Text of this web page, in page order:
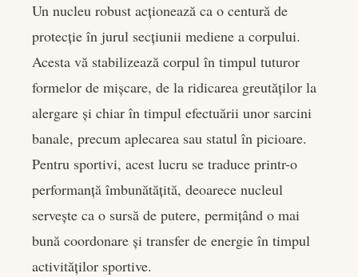
Un nucleu robust acționează ca o centură de
protecție în jurul secțiunii mediene a corpului.
Acesta vă stabilizează corpul în timpul tuturor
formelor de mișcare, de la ridicarea greutăților la
alergare și chiar în timpul efectuării unor sarcini
banale, precum aplecarea sau statul în picioare.
Pentru sportivi, acest lucru se traduce printr-o
performanță îmbunătățită, deoarece nucleul
servește ca o sursă de putere, permițând o mai
bună coordonare și transfer de energie în timpul
activităților sportive.